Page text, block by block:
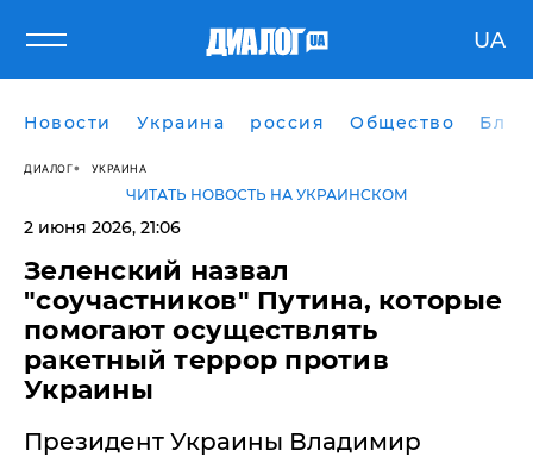
UA
Новости Украина россия Общество
ДИАЛОГ УКРАИНА
ЧИТАТЬ НОВОСТЬ НА УКРАИНСКОМ
2 июня 2026, 21:06
Зеленский назвал
"соучастников" Путина, которые
помогают осуществлять
ракетный террор против
Украины
Президент Украины Владимир